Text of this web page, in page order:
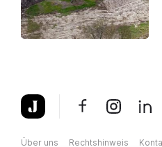
Über uns Rechtshinweis